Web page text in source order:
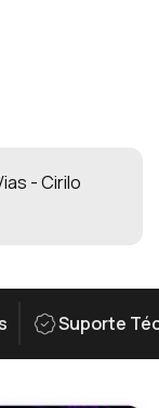
- Cirilo
Suporte